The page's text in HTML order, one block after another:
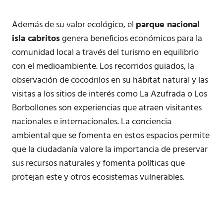
Además de su valor ecológico, el parque nacional
isla cabritosgenera beneficios económicos para la
comunidad local a través del turismo en equilibrio
con el medioambiente. Los recorridos guiados, la
observación de cocodrilos en su hábitat natural y las
visitas a los sitios de interés como La Azufrada o Los
Borbollones son experiencias que atraen visitantes
nacionales e internacionales. La conciencia
ambiental que se fomenta en estos espacios permite
que la ciudadanía valore la importancia de preservar
sus recursos naturales y fomenta políticas que
protejan este y otros ecosistemas vulnerables.